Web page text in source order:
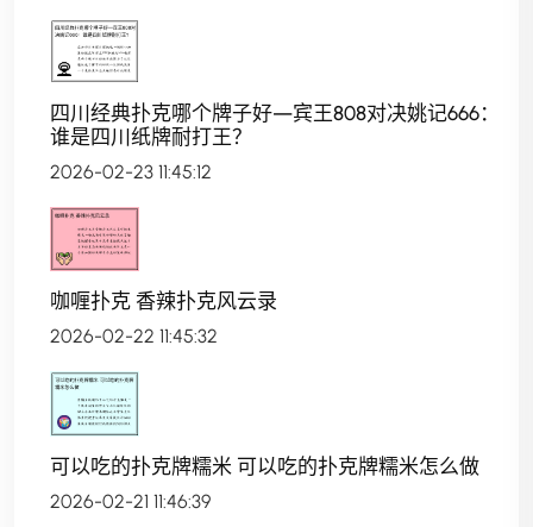
四川经典扑克哪个牌子好—宾王808对决姚记666：
谁是四川纸牌耐打王？
2026-02-23 11:45:12
咖喱扑克 香辣扑克风云录
2026-02-22 11:45:32
可以吃的扑克牌糯米 可以吃的扑克牌糯米怎么做
2026-02-21 11:46:39